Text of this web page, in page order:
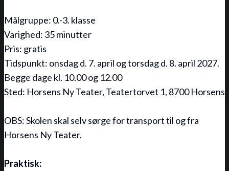
Målgruppe: 0.-3. klasse
Varighed: 35 minutter
Pris: gratis
Tidspunkt: onsdag d. 7. april og torsdag d. 8. april 2027.
Begge dage kl. 10.00 og 12.00
Sted: Horsens Ny Teater, Teatertorvet 1, 8700 Horsens
OBS: Skolen skal selv sørge for transport til og fra
Horsens Ny Teater.
Praktisk: